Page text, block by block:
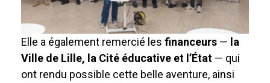
Elle a également remercié les financeurs — la
Ville de Lille, la Cité éducative et l’État — qui
ont rendu possible cette belle aventure, ainsi